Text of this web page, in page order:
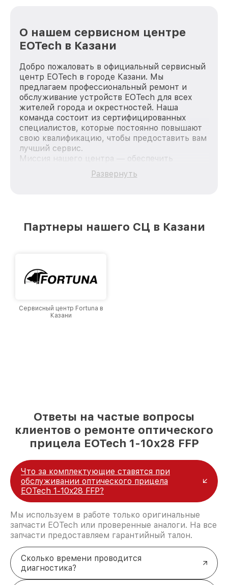
О нашем сервисном центре
EOTech в Казани
Добро пожаловать в официальный сервисный
центр EOTech в городе Казани. Мы
предлагаем профессиональный ремонт и
обслуживание устройств EOTech для всех
жителей города и окрестностей. Наша
команда состоит из сертифицированных
специалистов, которые постоянно повышают
свою квалификацию, чтобы предоставить вам
лучший сервис.
Миссия нашего центра — обеспечить
качественный и доступный ремонт для
каждого пользователя продукции EOTech, вне
лучшим сервисным центром EOTech в городе
Развернуть
Партнеры нашего СЦ в Казани
Сервисный центр Fortuna в
Казани
Ответы на частые вопросы
клиентов о ремонте оптического
прицела EOTech 1-10x28 FFP
Что за комплектующие ставятся при
обслуживании оптического прицела
EOTech 1-10x28 FFP?
Мы используем в работе только оригинальные
запчасти EOTech или проверенные аналоги. На все
запчасти предоставляем гарантийный талон.
Сколько времени проводится
диагностика?